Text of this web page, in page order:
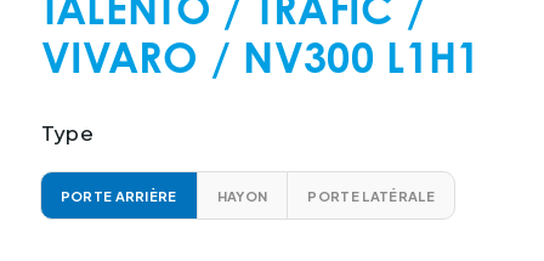
VIVARO / NV300 L1H1
Type
PORTE ARRIÈRE HAYON PORTE LATÉRALE